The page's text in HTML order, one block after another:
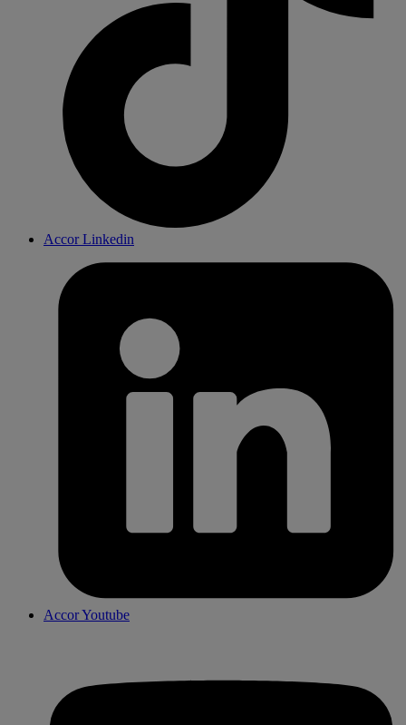
Accor Linkedin
Accor Youtube